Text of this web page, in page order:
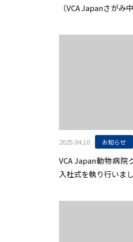
（VCA Japanさがみ
2025.04.10 お知らせ
VCA Japan動物病院
入社式を執り行いま